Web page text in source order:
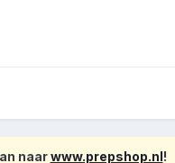
naarwww.prepshop.nl!